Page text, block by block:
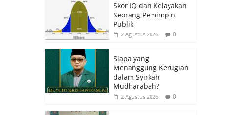
Skor IQ dan Kelayakan
Seorang Pemimpin
Publik
2 Agustus 2026 0
Siapa yang
Menanggung Kerugian
dalam Syirkah
Mudharabah?
2 Agustus 2026 0